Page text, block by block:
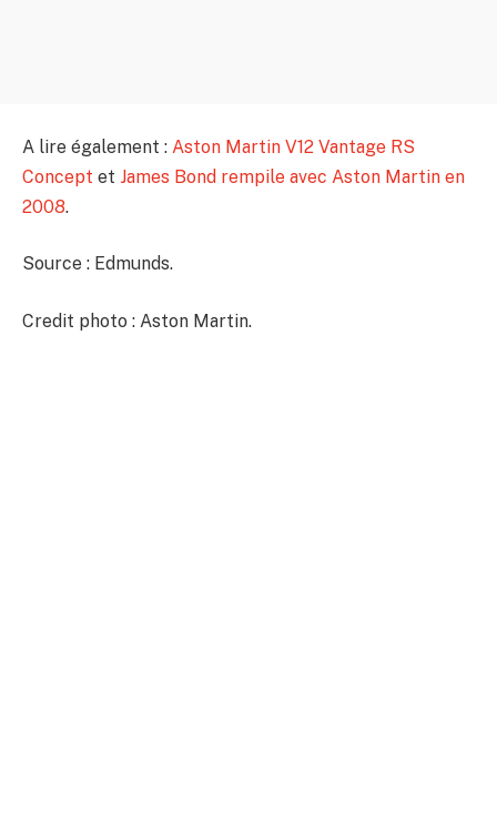
A lire également : Aston Martin V12 Vantage RS
Concept et James Bond rempile avec Aston Martin en
2008.
Source : Edmunds.
Credit photo : Aston Martin.